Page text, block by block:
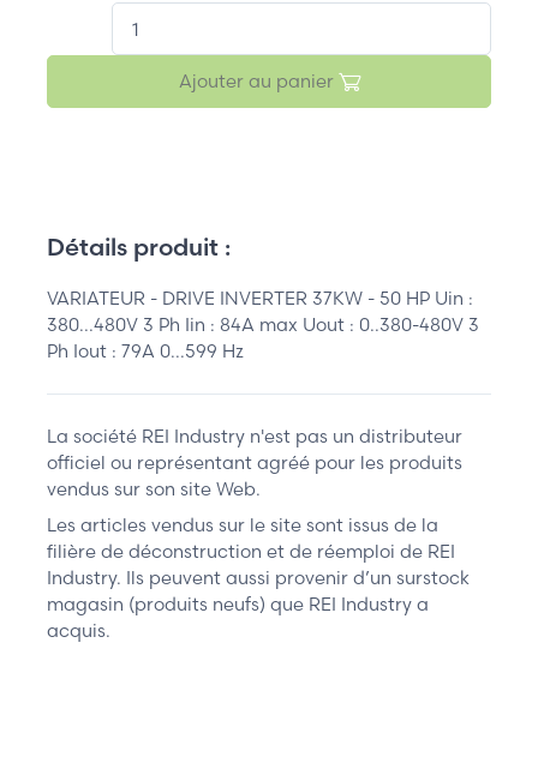
Ajouter au panier
Détails produit :
VARIATEUR - DRIVE INVERTER 37KW - 50 HP Uin :
380...480V 3 Ph Iin : 84A max Uout : 0..380-480V 3
Ph Iout : 79A 0...599 Hz
La société REI Industry n'est pas un distributeur
officiel ou représentant agréé pour les produits
vendus sur son site Web.
Les articles vendus sur le site sont issus de la
filière de déconstruction et de réemploi de REI
Industry. Ils peuvent aussi provenir d’un surstock
magasin (produits neufs) que REI Industry a
acquis.